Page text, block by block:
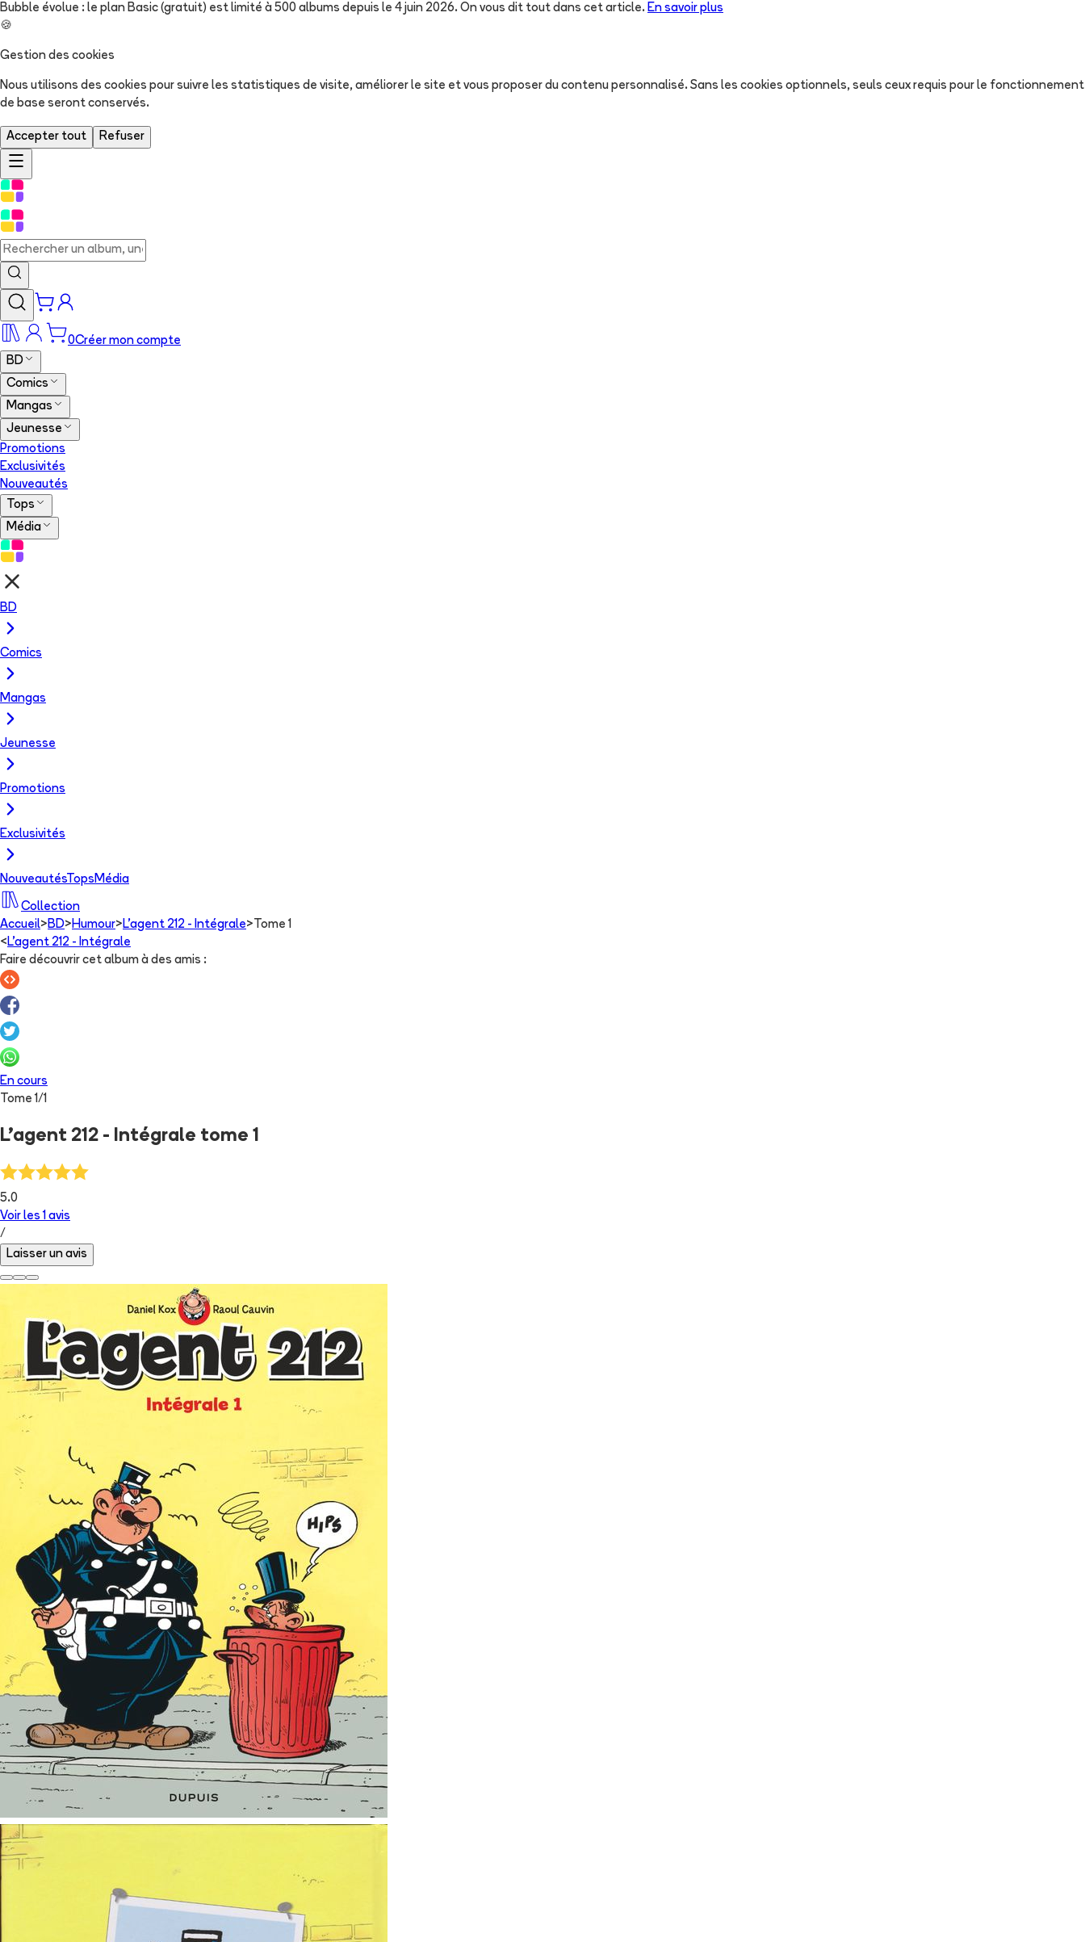
Bubble évolue : le plan Basic (gratuit) est limité à 500 albums depuis le 4 juin 2026. On vous dit tout dans cet article. En savoir plus
🍪
Gestion des cookies
Nous utilisons des cookies pour suivre les statistiques de visite, améliorer le site et vous proposer du contenu personnalisé. Sans les cookies optionnels, seuls ceux requis pour le fonctionnement
de base seront conservés.
Accepter tout Refuser
0Créer mon compte
BD
Comics
Mangas
Jeunesse
Promotions
Exclusivités
Nouveautés
Tops
Média
BD
Comics
Mangas
Jeunesse
Promotions
Exclusivités
NouveautésTops Média
Collection
Accueil> BD> Humour> L'agent 212 - Intégrale> Tome 1
< L'agent 212 - Intégrale
Faire découvrir cet album à des amis :
En cours
Tome1/1
L'agent 212 - Intégrale tome 1
5.0
Voir les 1 avis
/
Laisser un avis